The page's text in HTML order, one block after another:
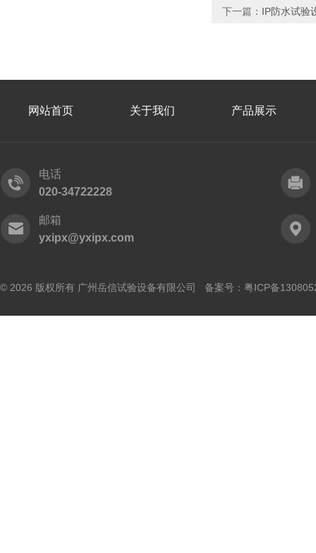
下一篇： IP防水试验
网站首页 关于我们 产品展示
电话
020-34722228
邮箱
yxipx@yxipx.com
© 2026 版权所有 广州岳信试验设备有限公司 备案号： 粤ICP备